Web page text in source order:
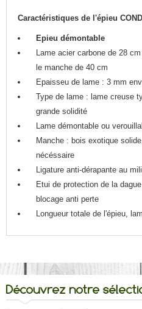
Caractéristiques de l'épieu
Epieu démontable
Lame acier carbone de 28
le manche de 40 cm
Epaisseu de lame : 3 mm
Type de lame : lame creuse
grande solidité
Lame démontable ou
Manche : bois exotique
nécéssaire
Ligature anti-dérapante au
Etui de protection de la
blocage anti perte
Longueur totale de l'épieu,
Découvrez notre